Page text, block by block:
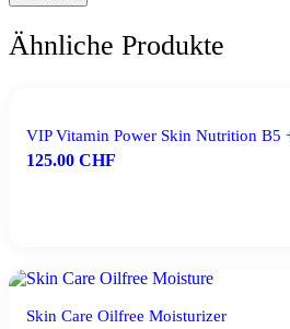
Ähnliche Produkte
VIP Vitamin Power Skin Nutrition B5
125.00 CHF
Skin Care Oilfree Moisturizer